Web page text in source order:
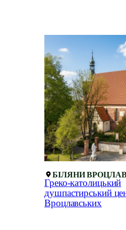
БІЛЯНИ
Греко-католицький
душпастирський
Вроцлавських